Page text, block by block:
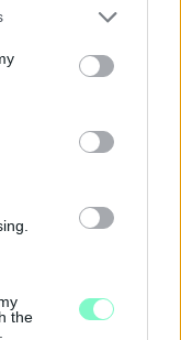
or more Google
You may click to
party tags to
in below Google
the
MÉG EGY SOR
EZEN A HÉTVÉGÉN
Induló és
egy csomó minden
Szólj hozzá!